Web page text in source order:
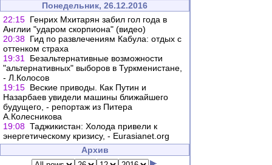
Понедельник, 26.12.2016
22:15 Генрих Мхитарян забил гол года в
Англии "ударом скорпиона" (видео)
20:38 Гид по развлечениям Кабула: отдых с
оттенком страха
19:31
Безальтернативные возможности
"альтернативных" выборов в Туркменистане,
- Л.Колосов
19:15 Веские приводы. Как Путин и
Назарбаев увидели машины ближайшего
будущего, - репортаж из Питера
А.Колесникова
19:08 Таджикистан: Холода привели к
энергетическому кризису, - Еurasianet.org
Архив